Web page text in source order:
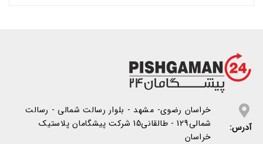
آدرس:
خراسان رضوی- مشهد - بلوار رسالت شمالی - رسالت
شمالی129 - طالقانی15 شرکت پیشگامان پلاستیک
خراسان